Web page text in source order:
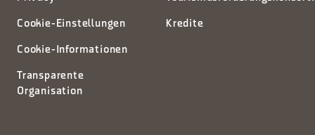
Cookie-Einstellungen
Cookie-Informationen
Transparente
Organisation
Kredite